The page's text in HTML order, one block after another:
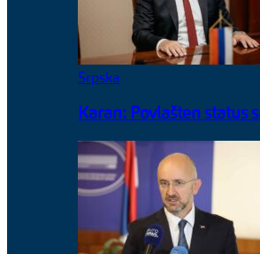
Srpska
Karan: Povlašten